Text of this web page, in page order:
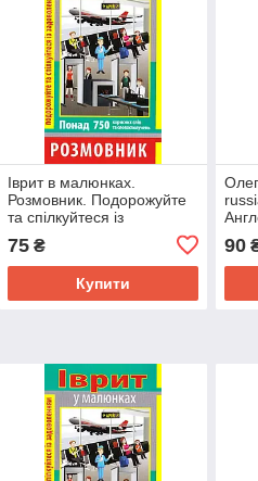
Іврит в малюнках.
Розмовник. Подорожуйте
та спілкуйтеся із
75₴
Купити
90